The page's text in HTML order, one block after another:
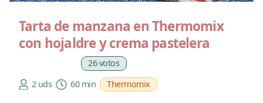
Tarta de manzana en Thermomix
con hojaldre y crema pastelera
26 votos
2 uds
60 min Thermomix